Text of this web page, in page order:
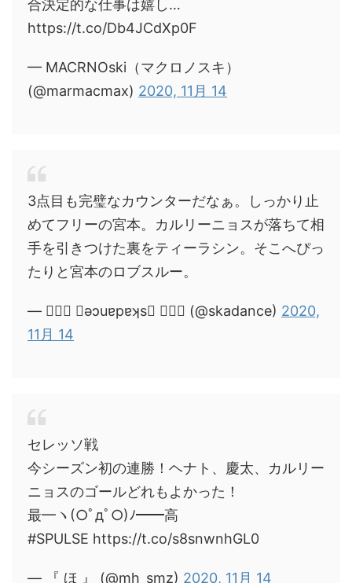
合決定的な仕事は嬉し…
https://t.co/Db4JCdXp0F
— MACRNOski（マクロノスキ）
(@marmacmax) 2020, 11月 14
3点目も完璧なカウンターだなぁ。しっかり止
めてフリーの宮本。カルリーニョスが落ちて相
手を引きつけた裏をティーラシン。そこへぴっ
たりと宮本のロブスルー。
— ❀❀❀ ǝɔuɐpɐʞs ❀❀❀ (@skadance) 2020,
11月 14
セレッソ戦
今シーズン初の連勝！ヘナト、慶太、カルリー
ニョスのゴールどれもよかった！
最━ヽ(○ﾟдﾟ○)ﾉ━━高
#SPULSE https://t.co/s8snwnhGL0
— 『 ほ 』 (@mh_smz) 2020, 11月 14